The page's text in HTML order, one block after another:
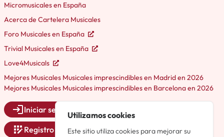
Micromusicales en España
Acerca de Cartelera Musicales
Foro Musicales en España
Trivial Musicales en España
Love4Musicals
Mejores Musicales Musicales imprescindibles en Madrid en 2026
Mejores Musicales Musicales imprescindibles en Barcelona en 2026
Iniciar sesión
Registro
Utilizamos cookies
Este sitio utiliza cookies para mejorar su